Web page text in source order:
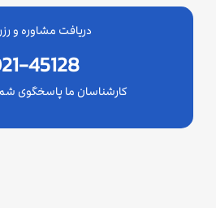
دریافت مشاوره و
45128
کارشناسان ما پاسخگوی